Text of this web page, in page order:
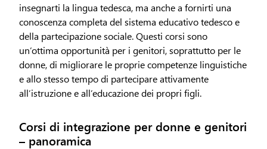
insegnarti la lingua tedesca, ma anche a fornirti una
conoscenza completa del sistema educativo tedesco e
della partecipazione sociale. Questi corsi sono
un’ottima opportunità per i genitori, soprattutto per le
donne, di migliorare le proprie competenze linguistiche
e allo stesso tempo di partecipare attivamente
all’istruzione e all’educazione dei propri figli.
Corsi di integrazione per donne e genitori
– panoramica